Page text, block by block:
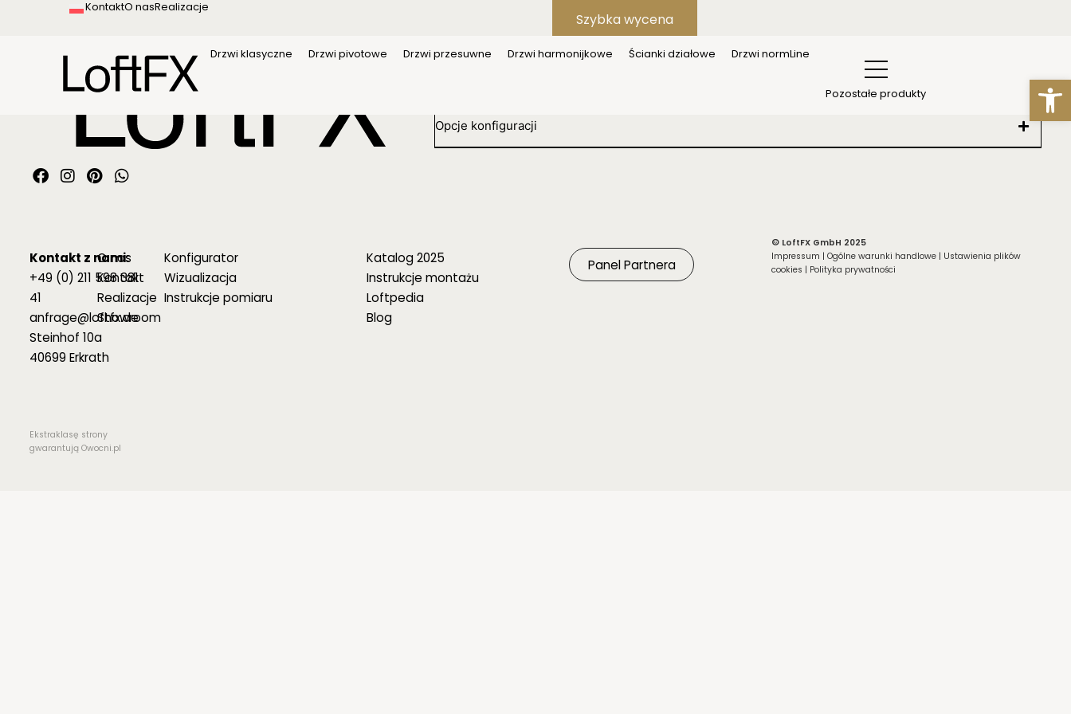
KontaktO nasRealizacje
Szybka wycena
Drzwi klasyczne Drzwi pivotowe Drzwi przesuwne Drzwi harmonijkowe Ścianki działowe Drzwi normLine
Pozostałe produkty
Opcje konfiguracji
Kontakt z nami:
+49 (0) 211 598 381
41
anfrage@loftfx.de
Steinhof 10a
40699 Erkrath
O nas
Kontakt
Realizacje
Showroom
Konfigurator
Wizualizacja
Instrukcje pomiaru
Katalog 2025
Instrukcje montażu
Loftpedia
Blog
Panel Partnera
© LoftFX GmbH 2025
Impressum |Ogólne warunki handlowe | Ustawienia plików
cookies | Polityka prywatności
Ekstraklasę strony
gwarantują Owocni.pl